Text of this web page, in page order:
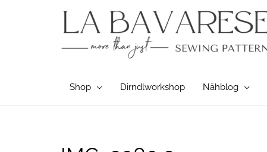
Shop Dirndlworkshop Nähblog
Post